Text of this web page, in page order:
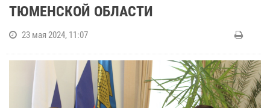
ТЮМЕНСКОЙ ОБЛАСТИ
23 мая 2024, 11:07